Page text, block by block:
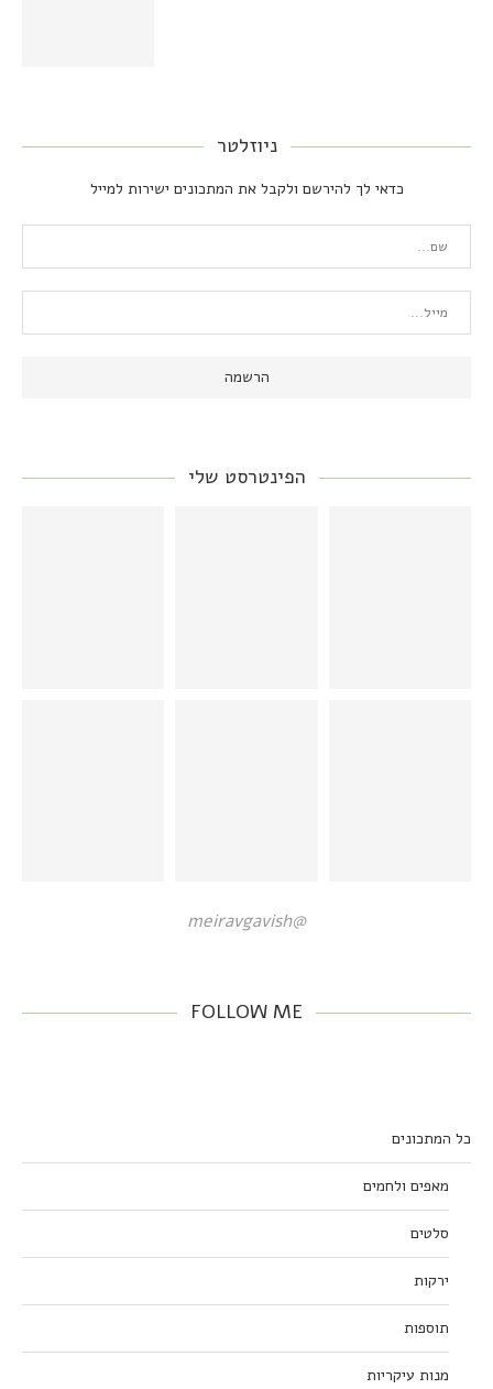
ניוזלטר
כדאי לך להירשם ולקבל את המתכונים ישירות למייל
הפינטרסט שלי
@meiravgavish
FOLLOW ME
כל המתכונים
מאפים ולחמים
סלטים
ירקות
תוספות
מנות עיקריות